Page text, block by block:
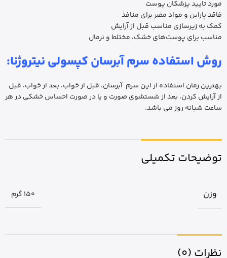
مورد تایید پزشکان پوست
فاقد پارابن و مواد مضر برای منافذ
کمک به زیرسازی مناسب قبل از آرایش
مناسب برای پوست‌های خشک، مختلط و نرمال
روش استفاده سرم آبرسان کپسولی نیتروژنا:
بهترین زمان استفاده از این سرم آبرسان، قبل از خواب، بعد از خواب، قبل
از آرایش کردن، بعد از شستشوی صورت و یا در صورت احساس خشکی در هر
ساعت شبانه روز می باشد.
توضیحات تکمیلی
وزن 150 گرم
نظرات (0)